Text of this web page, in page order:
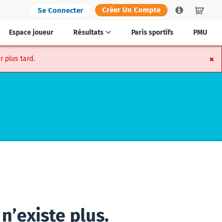
Se Connecter Créer Un Compte Help
Espace joueur Résultats Paris sportifs PMU
×
plus tard.
plus.